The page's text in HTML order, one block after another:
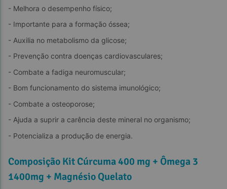
- Melhora o desempenho físico;
- Importante para a formação óssea;
- Auxilia no metabolismo da glicose;
- Prevenção contra doenças cardiovasculares;
- Combate a fadiga neuromuscular;
- Bom funcionamento do sistema imunológico;
- Combate a osteoporose;
- Ajuda a suprir a carência deste mineral no organismo;
- Potencializa a produção de energia.
Composição Kit Cúrcuma 400 mg + Ômega 3
1400mg + Magnésio Quelato